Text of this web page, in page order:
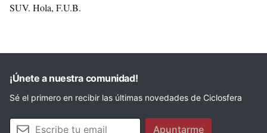
SUV. Hola, F.U.B.
¡Únete a nuestra comunidad!
Sé el primero en recibir las últimas novedades de Ciclosfera
Tu email Apuntarme